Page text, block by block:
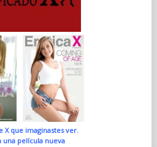
X que imaginastes ver.
una película nueva